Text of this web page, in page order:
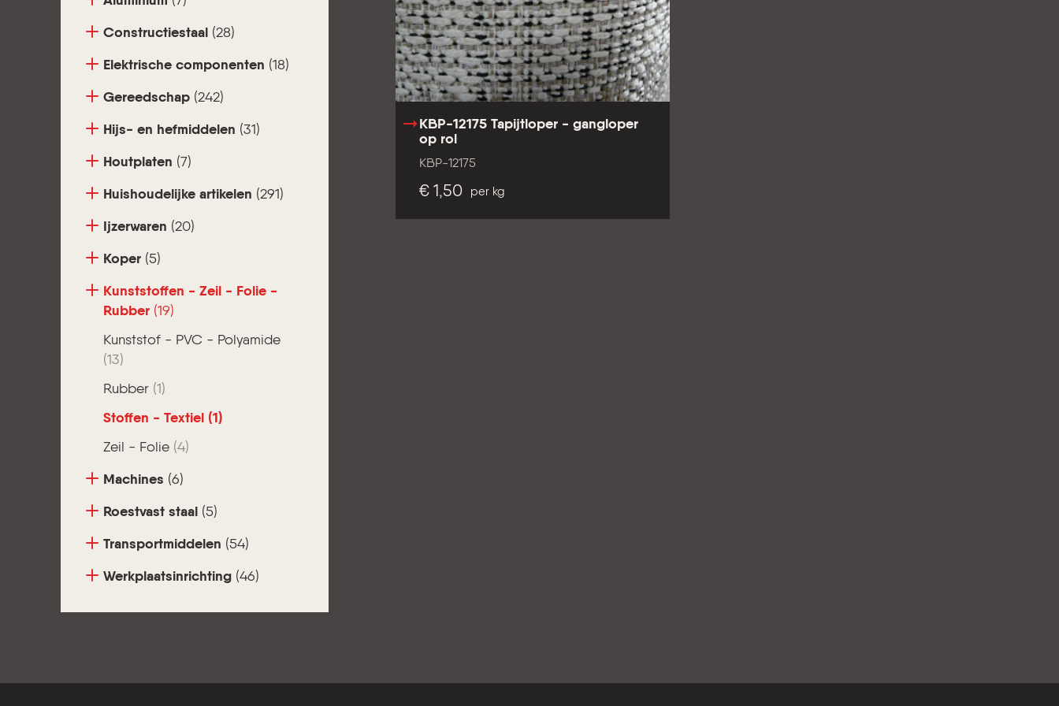
Constructiestaal (28)
Elektrische componenten (18)
Gereedschap (242)
Hijs- en hefmiddelen (31)
Houtplaten (7)
Huishoudelijke artikelen (291)
Ijzerwaren (20)
Koper (5)
Kunststoffen - Zeil - Folie -
Rubber (19)
Kunststof - PVC - Polyamide
(13)
Rubber (1)
Stoffen - Textiel (1)
Zeil - Folie (4)
Machines (6)
Roestvast staal (5)
Transportmiddelen (54)
Werkplaatsinrichting (46)
KBP-12175 Tapijtloper - gangloper
op rol
KBP-12175
€ 1,50 per kg